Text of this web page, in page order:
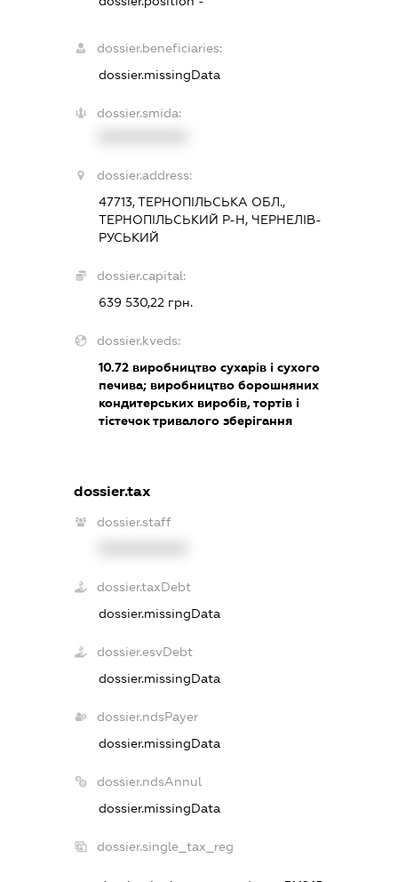
dossier.beneficiaries:
dossier.missingData
dossier.smida:
dossier.address:
47713, ТЕРНОПІЛЬСЬКА ОБЛ.,
ТЕРНОПІЛЬСЬКИЙ Р-Н, ЧЕРНЕЛІВ-
РУСЬКИЙ
dossier.capital:
639 530,22 грн.
dossier.kveds:
10.72 виробництво сухарів і сухого
печива; виробництво борошняних
кондитерських виробів, тортів і
тістечок тривалого зберігання
dossier.tax
dossier.staff
dossier.taxDebt
dossier.missingData
dossier.esvDebt
dossier.missingData
dossier.ndsPayer
dossier.missingData
dossier.ndsAnnul
dossier.missingData
dossier.single_tax_reg